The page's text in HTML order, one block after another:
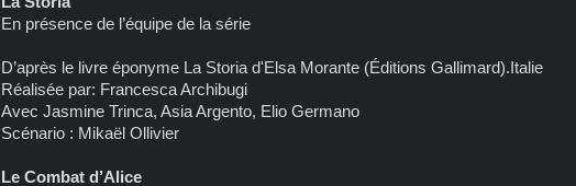
En présence de l’équipe de la série
D’après le livre éponyme La Storia d'Elsa Morante (Éditions Gallimard).Italie
Réalisée par: Francesca Archibugi
Avec Jasmine Trinca, Asia Argento, Elio Germano
Scénario : Mikaël Ollivier
Le Combat d’Alice